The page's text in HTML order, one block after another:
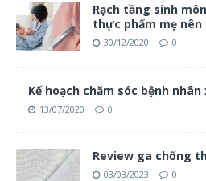
Rạch tầng sinh
thực phẩm mẹ nên
30/12/2020 0
Kế hoạch chăm sóc bệnh
13/07/2020 0
Review ga chống
03/03/2023 0